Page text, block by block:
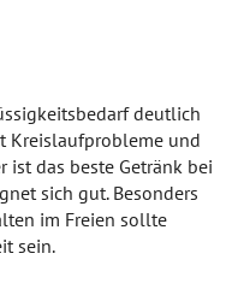
deutlich
Kreislaufprobleme und
ist das beste Getränk bei
sich gut. Besonders
im Freien sollte
sein.